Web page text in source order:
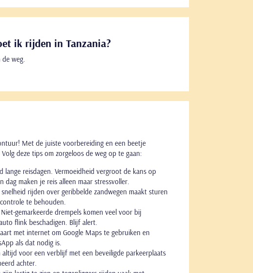
ik rijden in Tanzania?
weg.
Met de juiste voorbereiding en een beetje
deze tips om zorgeloos de weg op te gaan:
reisdagen. Vermoeidheid vergroot de kans op
maken je reis alleen maar stressvoller.
rijden over geribbelde zandwegen maakt sturen
te behouden.
gemarkeerde drempels komen veel voor bij
flink beschadigen. Blijf alert.
met internet om Google Maps te gebruiken en
als dat nodig is.
voor een verblijf met een beveiligde parkeerplaats
achter.